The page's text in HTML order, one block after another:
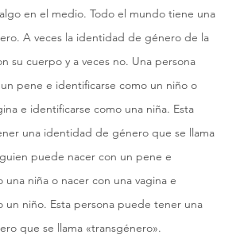
en el medio. Todo el mundo tiene una
A veces la identidad de género de la
su cuerpo y a veces no. Una persona
pene e identificarse como un niño o
e identificarse como una niña. Esta
una identidad de género que se llama
puede nacer con un pene e
una niña o nacer con una vagina e
un niño. Esta persona puede tener una
que se llama «transgénero».